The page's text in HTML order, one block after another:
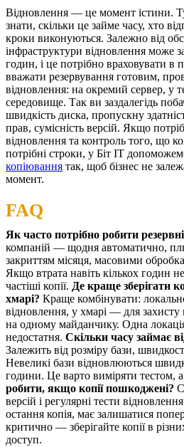
Відновлення — це момент істини.
знати, скільки це займе часу, хто
кроки виконуються. Залежно від
інфраструктури відновлення може
годин, і це потрібно враховувати в
вважати резервування готовим,
відновлення: на окремий сервер, у
середовище. Так ви заздалегідь
швидкість диска, пропускну
прав, сумісність версій. Якщо
відновлення та контроль того, що
потрібні строки, у Біт ІТ
копіювання так, щоб бізнес не
момент.
FAQ
Як часто потрібно робити
компаній — щодня автоматично,
закриттям місяця, масовими
Якщо втрата навіть кількох годин
частіші копії. Де краще зберігати
хмарі? Краще комбінувати:
відновлення, у хмарі — для захисту
на одному майданчику. Одна
недостатня. Скільки часу займає
Залежить від розміру бази,
Невеликі бази відновлюються
години. Це варто виміряти тестом,
робити, якщо копії пошкоджені?
версій і регулярні тести
остання копія, має залишатися
критично — зберігайте копії в
доступ.